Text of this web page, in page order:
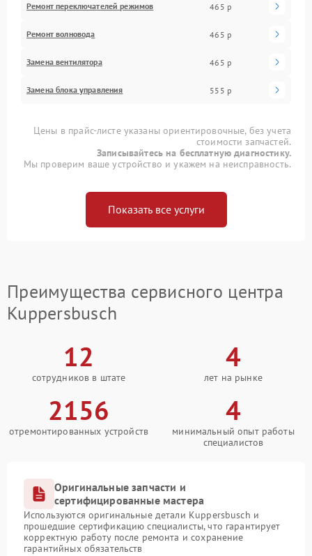
Ремонт переключателей режимов 465 р
Ремонт волновода 465 р
Замена вентилятора 465 р
Замена блока управления 555 р
Цены в прайс-листе указаны ориентировочные, без учета
стоимости запчастей.
Записывайтесь на бесплатную диагностику.
Мы проверим ваше устройство и укажем на неисправность.
Показать все услуги
Преимущества сервисного центра
Kuppersbusch
12
сотрудников в штате
4
лет на рынке
2156
отремонтированных устройств
4
минимальный опыт работы
специалистов
Оригинальные запчасти и
сертифицированные мастера
Используются оригинальные детали Kuppersbusch и
прошедшие сертификацию специалисты, что гарантирует
корректную работу после ремонта и сохранение
гарантийных обязательств